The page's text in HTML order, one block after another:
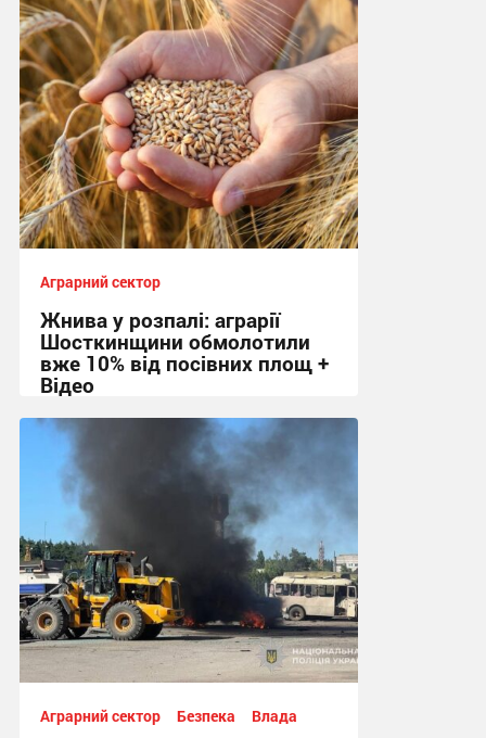
10:07, 5.08.2026
Аграрний сектор
Жнива у розпалі: аграрії
Шосткинщини обмолотили
вже 10% від посівних площ +
Відео
11:36, 28.07.2026
Аграрний сектор Безпека Влада